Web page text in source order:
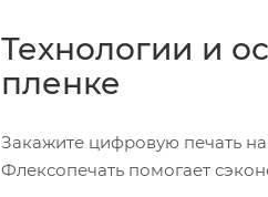
Технологии и
пленке
Закажите цифровую печать
Флексопечать помогает